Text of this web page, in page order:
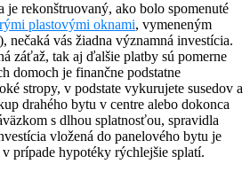
je rekonštruovaný, ako bolo spomenuté
plastovými oknami, vymeneným
nečaká vás žiadna významná investícia.
záťaž, tak aj ďalšie platby sú pomerne
domoch je finančne podstatne
stropy, v podstate vykurujete susedov a
drahého bytu v centre alebo dokonca
s dlhou splatnosťou, spravidla
vložená do panelového bytu je
prípade hypotéky rýchlejšie splatí.